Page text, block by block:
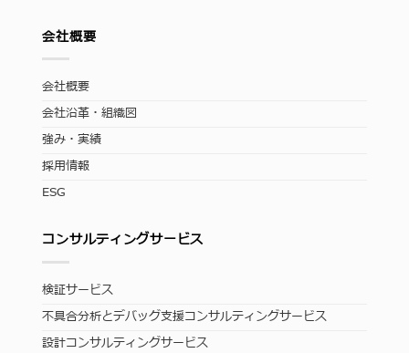
会社概要
会社概要
会社沿革・組織図
強み・実績
採用情報
ESG
コンサルティングサービス
検証サービス
不具合分析とデバッグ支援コンサルティングサービス
設計コンサルティングサービス